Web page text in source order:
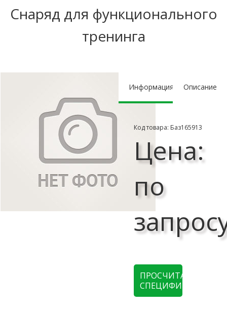
Снаряд для функционального
тренинга
Информация Описание
Код товара: Баз165913
Цена:
по
ПРОСЧИТАТЬ
СПЕЦИФИКАЦИЮ